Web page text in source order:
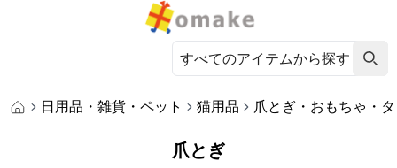
日用品・雑貨・ペット 猫用品 爪とぎ・おもちゃ・
爪とぎ